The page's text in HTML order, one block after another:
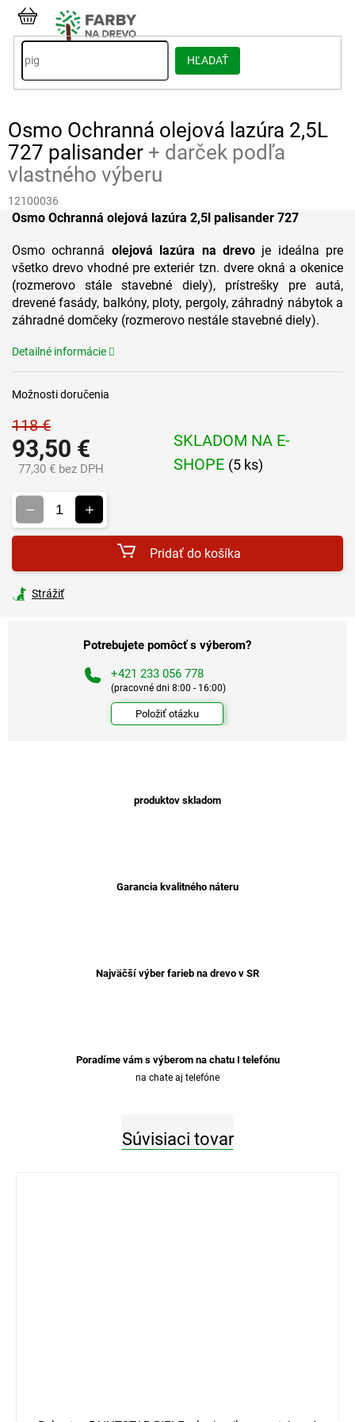
Prejsť
obsah
HĽADAŤ
NÁKUPNÝ
KOŠÍK
Osmo Ochranná olejová lazúra 2,5L
727 palisander + darček podľa
vlastného výberu
12100036
118 €
93,50 €
77,30 € bez DPH
SKLADOM NA E-
SHOPE (5 ks)
Možnosti doručenia
Pridať do košíka
Osmo Ochranná olejová lazúra 2,5l palisander 727
Osmo ochranná olejová lazúra na drevoje ideálna pre
všetko drevo vhodné pre exteriér tzn. dvere okná a okenice
(rozmerovo stále stavebné diely), prístrešky pre autá,
drevené fasády, balkóny, ploty, pergoly, záhradný nábytok a
záhradné domčeky (rozmerovo nestále stavebné diely).
Detailné informácie
Strážiť
Potrebujete pomôcť s výberom?
+421 233 056 778
(pracovné dni 8:00 - 16:00)
Položiť otázku
produktov skladom
Garancia kvalitného náteru
Najväčší výber farieb na drevo v SR
Poradíme vám s výberom na chatu I telefónu
na chate aj telefóne
Súvisiaci tovar